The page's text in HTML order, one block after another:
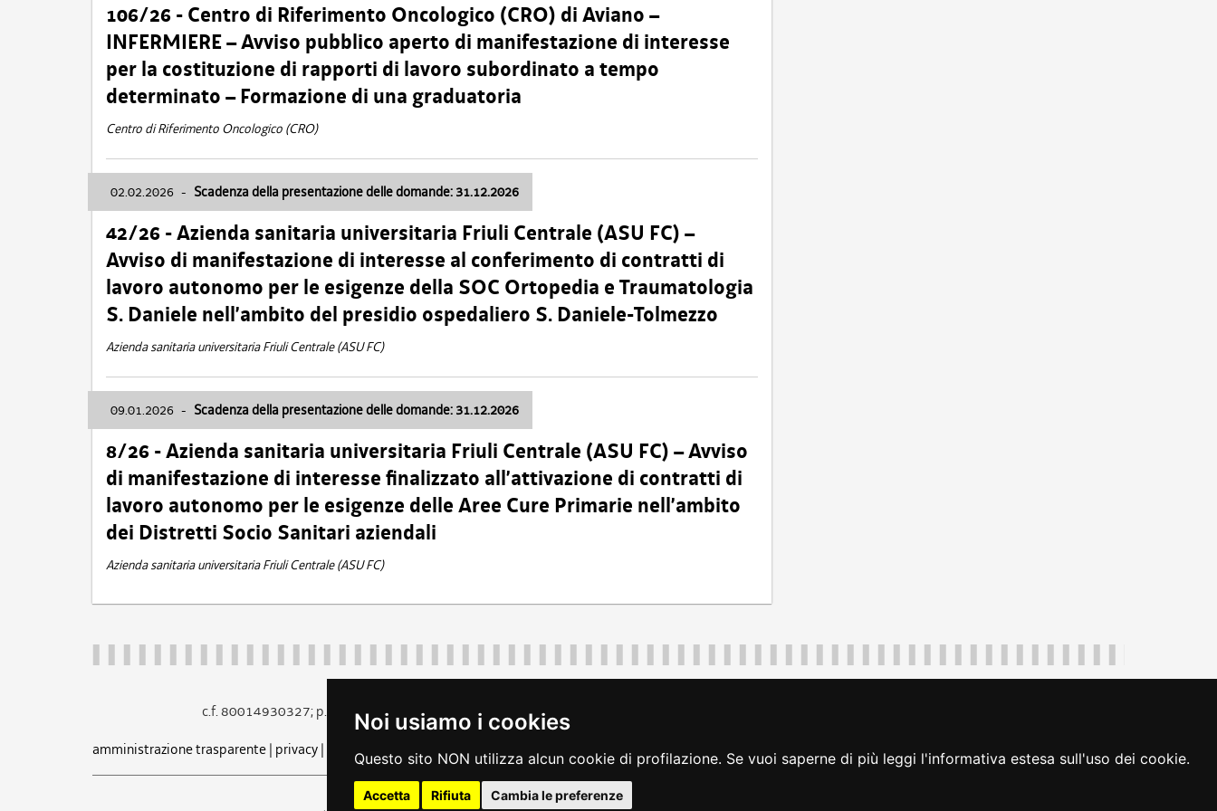
Noi usiamo i cookies
Questo sito NON utilizza alcun cookie di profilazione. Se vuoi saperne di più leggi l'informativa estesa sull'uso dei cookie.
Accetta Rifiuta Cambia le preferenze
106/26 - Centro di Riferimento Oncologico (CRO) di Aviano –
INFERMIERE – Avviso pubblico aperto di manifestazione di interesse
per la costituzione di rapporti di lavoro subordinato a tempo
determinato – Formazione di una graduatoria
Centro di Riferimento Oncologico (CRO)
02.02.2026 - Scadenza della presentazione delle domande: 31.12.2026
42/26 - Azienda sanitaria universitaria Friuli Centrale (ASU FC) –
Avviso di manifestazione di interesse al conferimento di contratti di
lavoro autonomo per le esigenze della SOC Ortopedia e Traumatologia
S. Daniele nell’ambito del presidio ospedaliero S. Daniele-Tolmezzo
Azienda sanitaria universitaria Friuli Centrale (ASU FC)
09.01.2026 - Scadenza della presentazione delle domande: 31.12.2026
8/26 - Azienda sanitaria universitaria Friuli Centrale (ASU FC) – Avviso
di manifestazione di interesse finalizzato all’attivazione di contratti di
lavoro autonomo per le esigenze delle Aree Cure Primarie nell’ambito
dei Distretti Socio Sanitari aziendali
Azienda sanitaria universitaria Friuli Centrale (ASU FC)
c.f. 80014930327; p.iva 00526040324
piazza Unità d'Italia 1 Trieste
amministrazione trasparente| privacy| cookie note legali | accessibilità rss dichiarazione di accessibilità feedback cambio preferenze cookie loginFVG